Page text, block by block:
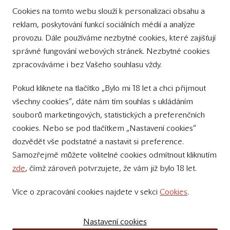
Přinášíme vám týdně
tipy na Facebooku
Sledujte nás
na Instagramu
Sledujte náš
YouTube kanál
Přihlášení k odběru novinek
Vytvořili:SuperKodéři
Cookies na tomto webu slouží k personalizaci obsahu a
reklam, poskytování funkcí sociálních médií a analýze
provozu. Dále používáme nezbytné cookies, které zajišťují
správné fungování webových stránek. Nezbytné cookies
zpracováváme i bez Vašeho souhlasu vždy.
Pokud kliknete na tlačítko „Bylo mi 18 let a chci přijmout
všechny cookies“, dáte nám tím souhlas s ukládáním
souborů marketingových, statistických a preferenčních
cookies. Nebo se pod tlačítkem „Nastavení cookies“
dozvědět vše podstatné a nastavit si preference.
Samozřejmě můžete volitelné cookies odmítnout kliknutím
zde, čímž zároveň potvrzujete, že vám již bylo 18 let.
Více o zpracování cookies najdete v sekci Cookies.
Nastavení cookies